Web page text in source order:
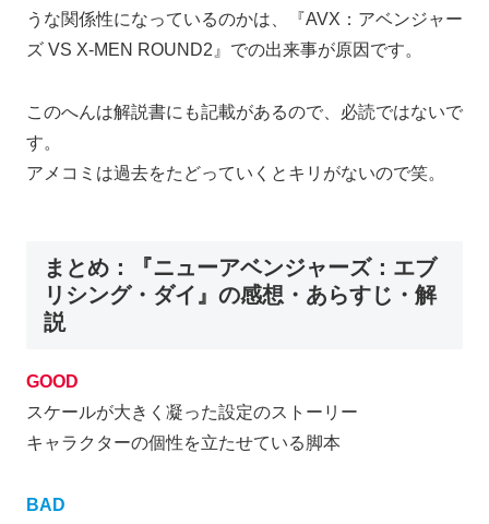
うな関係性になっているのかは、『AVX：アベンジャー
ズ VS X-MEN ROUND2』での出来事が原因です。
このへんは解説書にも記載があるので、必読ではないで
す。
アメコミは過去をたどっていくとキリがないので笑。
まとめ：『ニューアベンジャーズ：エブ
リシング・ダイ』の感想・あらすじ・解
説
GOOD
スケールが大きく凝った設定のストーリー
キャラクターの個性を立たせている脚本
BAD